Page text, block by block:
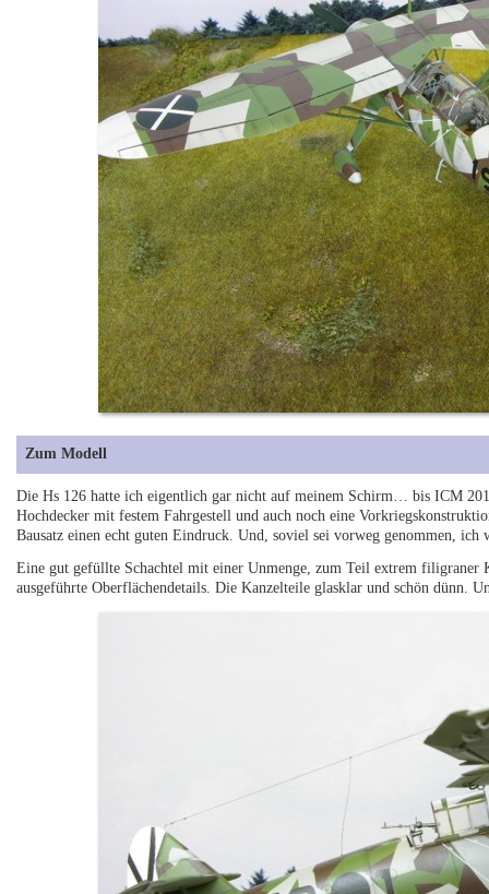
Zum Modell
Die Hs 126 hatte ich eigentlich gar nicht auf meinem Schirm… bis ICM
Hochdecker mit festem Fahrgestell und auch noch eine
Bausatz einen echt guten Eindruck. Und, soviel sei vorweg genommen, ich
Eine gut gefüllte Schachtel mit einer Unmenge, zum Teil extrem filigraner
ausgeführte Oberflächendetails. Die Kanzelteile glasklar und schön dünn.